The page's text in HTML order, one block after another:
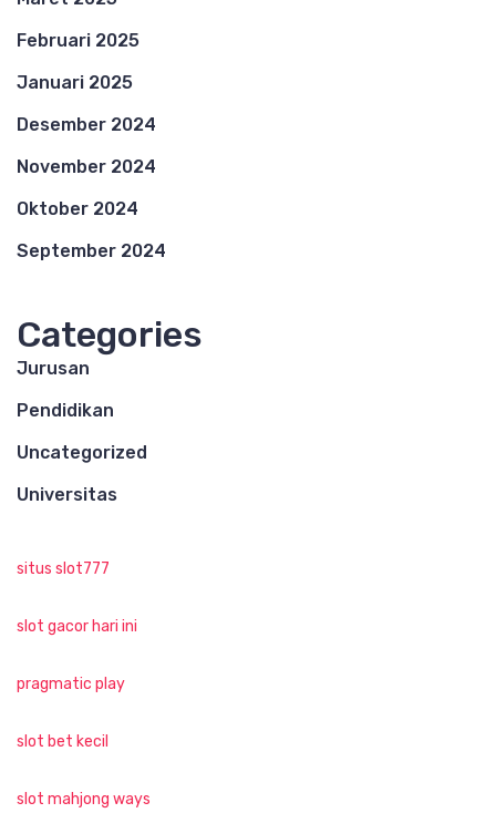
Februari 2025
Januari 2025
Desember 2024
November 2024
Oktober 2024
September 2024
Categories
Jurusan
Pendidikan
Uncategorized
Universitas
situs slot777
slot gacor hari ini
pragmatic play
slot bet kecil
slot mahjong ways